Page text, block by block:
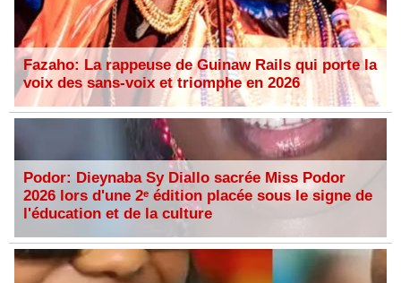
Fazaho: La rappeuse de Guinaw Rails qui porte la
voix des sans-voix et triomphe en 2026
Podor: Dieynaba Sy Diallo sacrée Miss Podor
2026 lors d'une 2ᵉ édition placée sous le signe de
l'éducation et de la culture